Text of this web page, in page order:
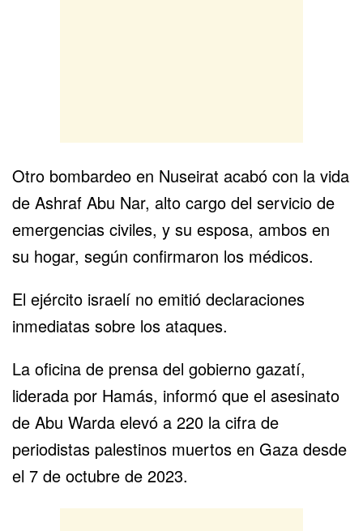
Otro bombardeo en Nuseirat acabó con la vida
de Ashraf Abu Nar, alto cargo del servicio de
emergencias civiles, y su esposa, ambos en
su hogar, según confirmaron los médicos.
El ejército israelí no emitió declaraciones
inmediatas sobre los ataques.
La oficina de prensa del gobierno gazatí,
liderada por Hamás, informó que el asesinato
de Abu Warda elevó a 220 la cifra de
periodistas palestinos muertos en Gaza desde
el 7 de octubre de 2023.